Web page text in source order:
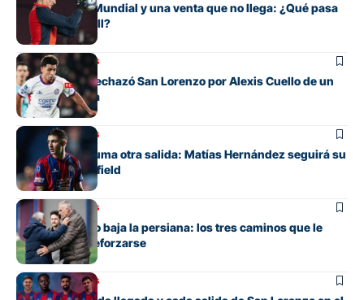
Entre su gran Mundial y una venta que no llega: ¿Qué pasa
con Orlando Gill?
Mercado de pases
La oferta que rechazó San Lorenzo por Alexis Cuello de un
club de España
Mercado de pases
San Lorenzo suma otra salida: Matías Hernández seguirá su
carrera en Banfield
Mercado de pases
San Lorenzo no baja la persiana: los tres caminos que le
quedan para reforzarse
Mercado de pases